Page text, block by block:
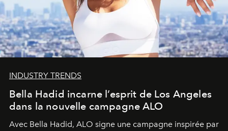
INDUSTRY TRENDS
Bella Hadid incarne l’esprit de Los Angeles
dans la nouvelle campagne ALO
Avec Bella Hadid, ALO signe une campagne inspirée par